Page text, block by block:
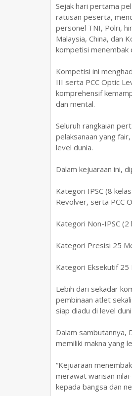
Sejak hari pertama
ratusan peserta,
personel TNI, Polri,
Malaysia, China, dan
kompetisi menembak
Kompetisi ini
III serta PCC Optic
komprehensif
dan mental.
Seluruh rangkaian
pelaksanaan yang
level dunia.
Dalam kejuaraan ini,
Kategori IPSC (8
Revolver, serta PCC
Kategori Non-IPSC (2
Kategori Presisi 25
Kategori Eksekutif 25
Lebih dari sekadar
pembinaan atlet
siap diadu di level
Dalam sambutannya,
memiliki makna yang
“Kejuaraan
merawat warisan
kepada bangsa dan